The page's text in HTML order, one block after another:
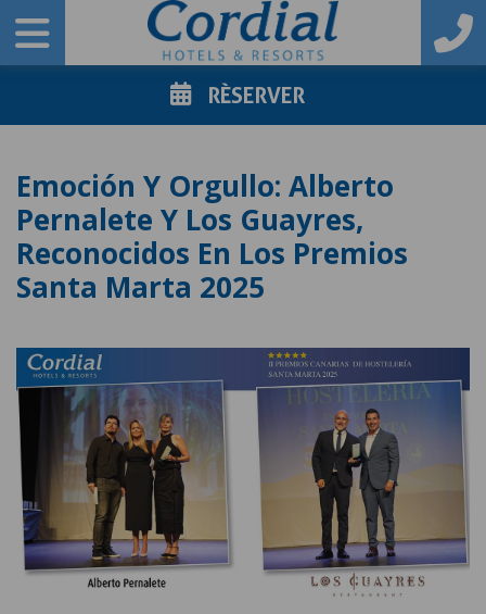
RÈSERVER
Emoción Y Orgullo: Alberto
Pernalete Y Los Guayres,
Reconocidos En Los Premios
Santa Marta 2025